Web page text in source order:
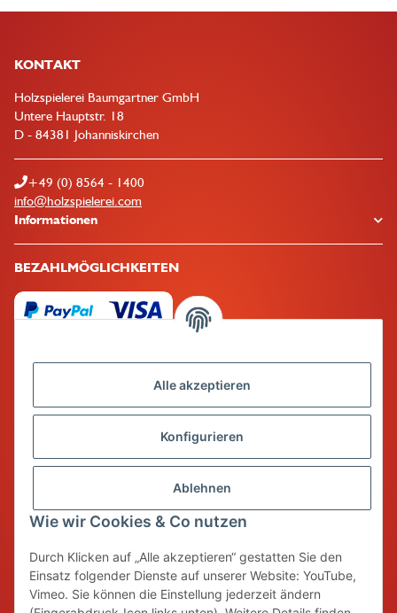
Alle akzeptieren
Konfigurieren
Ablehnen
Wie wir Cookies & Co nutzen
Durch Klicken auf „Alle akzeptieren“ gestatten Sie den
Einsatz folgender Dienste auf unserer Website: YouTube,
Vimeo. Sie können die Einstellung jederzeit ändern
KONTAKT
Holzspielerei Baumgartner GmbH
Untere Hauptstr. 18
D - 84381 Johanniskirchen
+49 (0) 8564 - 1400
info@holzspielerei.com
Informationen
BEZAHLMÖGLICHKEITEN
Unser Qualitätsversprechen
Spiel & Spaß bedeutet für uns auch eine sorgfältige Auswahl an
Produkten, die nachhaltig und unbedenklich hergestellt werden und
eine lange Haltbarkeit besitzen. So werden nicht nur Ressourcen bei
der Herstellung geschont, sondern auch die Wegwerfkultur